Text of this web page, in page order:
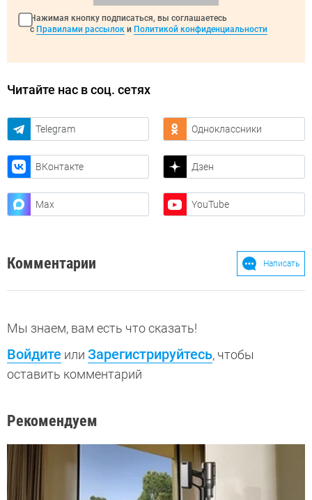
Нажимая кнопку подписаться, вы соглашаетесь
с Правилами рассылок и Политикой конфиденциальности
Читайте нас в соц. сетях
Telegram Одноклассники
ВКонтакте Дзен
Max YouTube
Комментарии Написать
Мы знаем, вам есть что сказать!
Войдите или Зарегистрируйтесь, чтобы
оставить комментарий
Рекомендуем